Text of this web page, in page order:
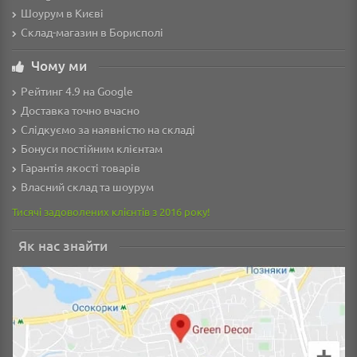
Шоурум в Києві
Склад-магазин в Борисполі
Чому ми
Рейтинг 4.9 на Google
Доставка точно вчасно
Слідкуємо за наявністю на складі
Бонуси постійним клієнтам
Гарантія якості товарів
Власний склад та шоурум
Тисячі задоволених клієнтів з 2016 року!
Як нас знайти